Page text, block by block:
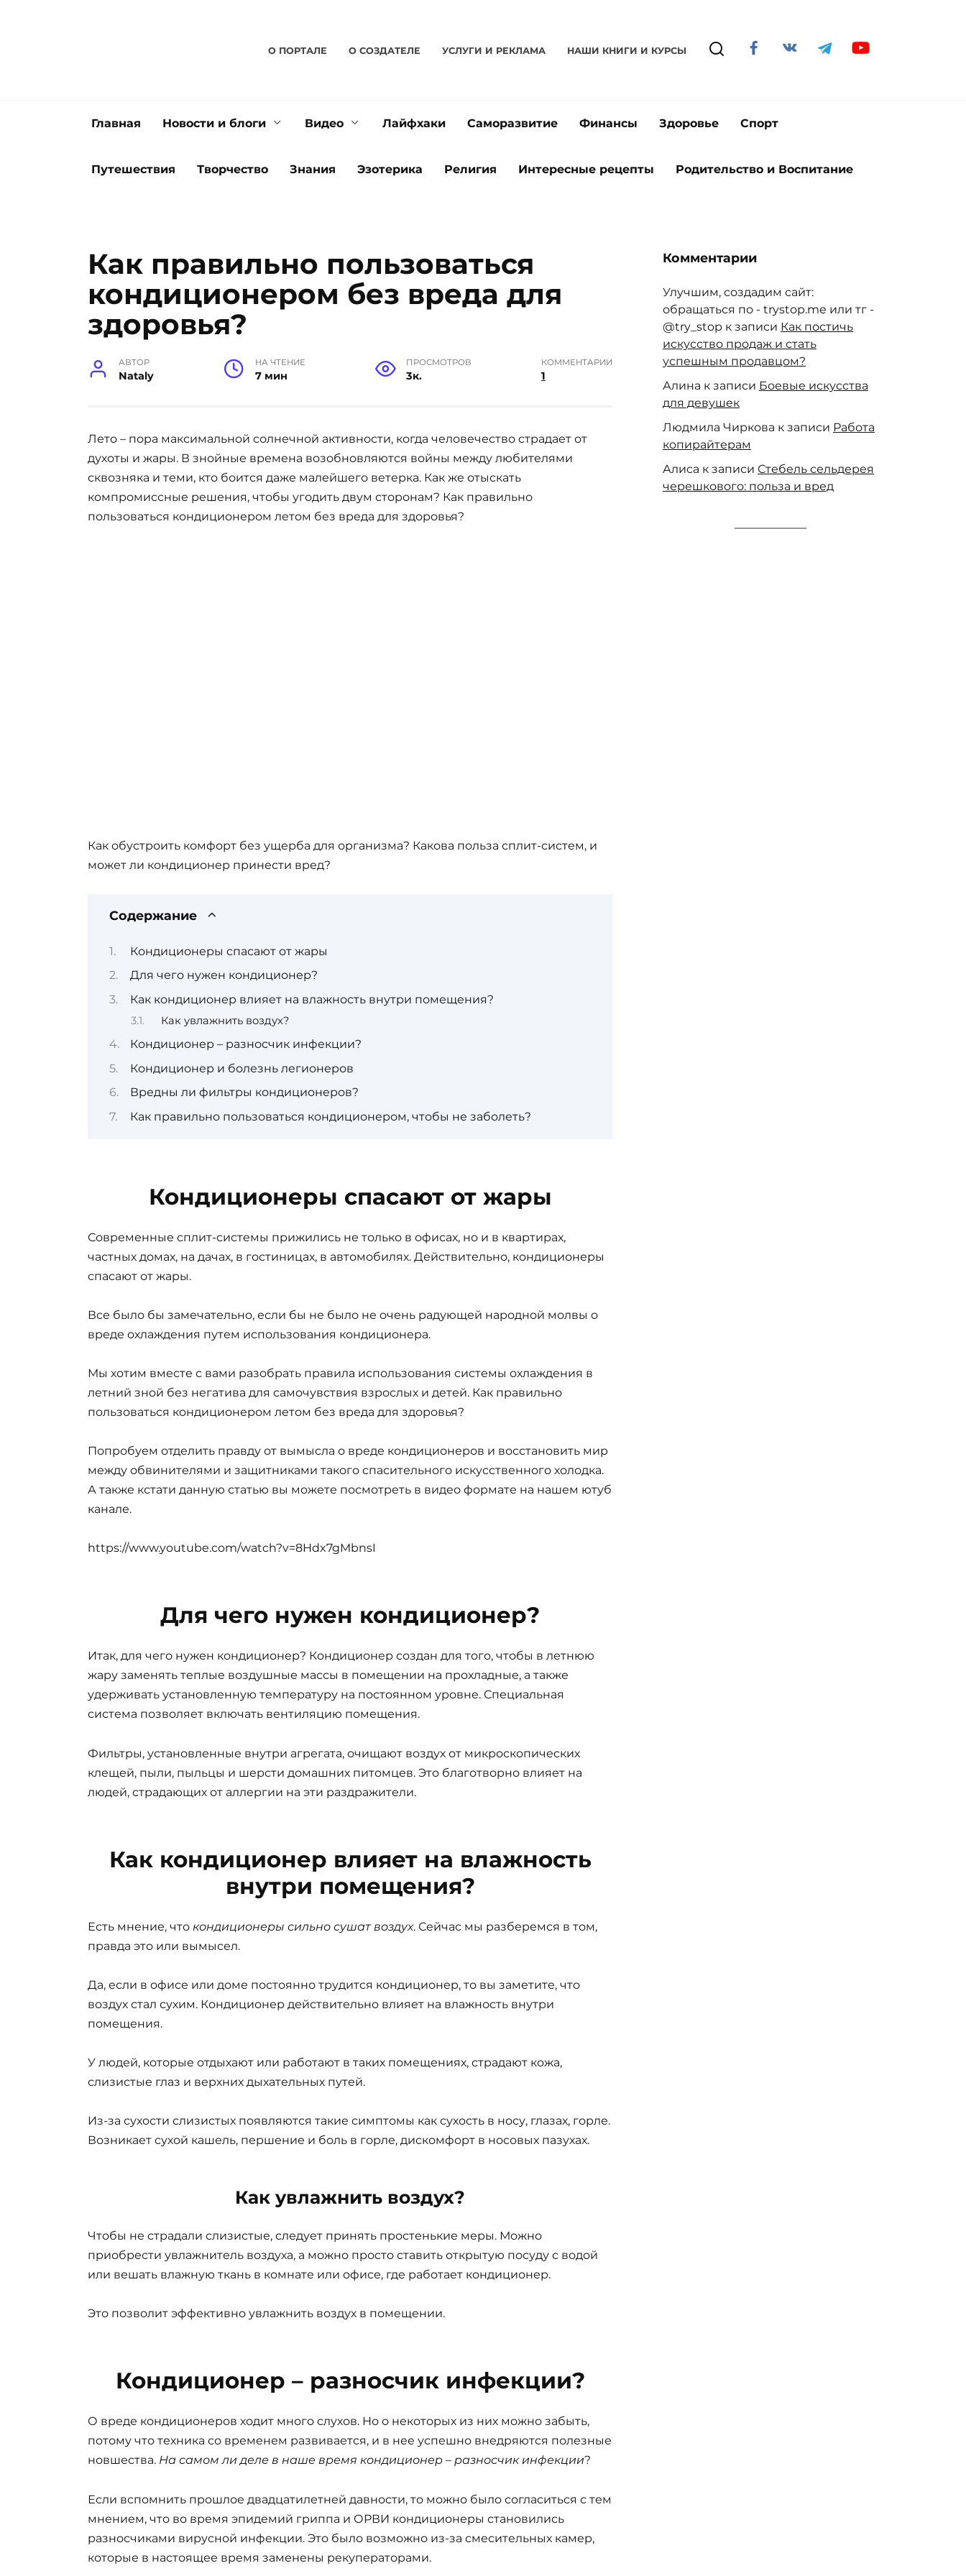
О ПОРТАЛЕ О CОЗДАТЕЛЕ УСЛУГИ И РЕКЛАМА НАШИ КНИГИ И КУРСЫ
Главная Новости и блоги Видео Лайфхаки Саморазвитие Финансы Здоровье Спорт
Путешествия Творчество Знания Эзотерика Религия Интересные рецепты Родительство и Воспитание
Как правильно пользоваться
кондиционером без вреда для
здоровья?
АВТОР
Nataly
НА ЧТЕНИЕ
7 мин
ПРОСМОТРОВ
3к.
КОММЕНТАРИИ
1
Лето – пора максимальной солнечной активности, когда человечество страдает от
духоты и жары. В знойные времена возобновляются войны между любителями
сквозняка и теми, кто боится даже малейшего ветерка. Как же отыскать
компромиссные решения, чтобы угодить двум сторонам? Как правильно
пользоваться кондиционером летом без вреда для здоровья?
Как обустроить комфорт без ущерба для организма? Какова польза сплит-систем, и
может ли кондиционер принести вред?
Содержание
Кондиционеры спасают от жары
Для чего нужен кондиционер?
Как кондиционер влияет на влажность внутри помещения?
Как увлажнить воздух?
Кондиционер – разносчик инфекции?
Кондиционер и болезнь легионеров
Вредны ли фильтры кондиционеров?
Как правильно пользоваться кондиционером, чтобы не заболеть?
Кондиционеры спасают от жары
Современные сплит-системы прижились не только в офисах, но и в квартирах,
частных домах, на дачах, в гостиницах, в автомобилях. Действительно, кондиционеры
спасают от жары.
Все было бы замечательно, если бы не было не очень радующей народной молвы о
вреде охлаждения путем использования кондиционера.
Мы хотим вместе с вами разобрать правила использования системы охлаждения в
летний зной без негатива для самочувствия взрослых и детей. Как правильно
пользоваться кондиционером летом без вреда для здоровья?
Попробуем отделить правду от вымысла о вреде кондиционеров и восстановить мир
между обвинителями и защитниками такого спасительного искусственного холодка.
А также кстати данную статью вы можете посмотреть в видео формате на нашем ютуб
канале.
https://www.youtube.com/watch?v=8Hdx7gMbnsI
Для чего нужен кондиционер?
Итак, для чего нужен кондиционер? Кондиционер создан для того, чтобы в летнюю
жару заменять теплые воздушные массы в помещении на прохладные, а также
удерживать установленную температуру на постоянном уровне. Специальная
система позволяет включать вентиляцию помещения.
Фильтры, установленные внутри агрегата, очищают воздух от микроскопических
клещей, пыли, пыльцы и шерсти домашних питомцев. Это благотворно влияет на
людей, страдающих от аллергии на эти раздражители.
Как кондиционер влияет на влажность
внутри помещения?
Есть мнение, что кондиционеры сильно сушат воздух. Сейчас мы разберемся в том,
правда это или вымысел.
Да, если в офисе или доме постоянно трудится кондиционер, то вы заметите, что
воздух стал сухим. Кондиционер действительно влияет на влажность внутри
помещения.
У людей, которые отдыхают или работают в таких помещениях, страдают кожа,
слизистые глаз и верхних дыхательных путей.
Из-за сухости слизистых появляются такие симптомы как сухость в носу, глазах, горле.
Возникает сухой кашель, першение и боль в горле, дискомфорт в носовых пазухах.
Как увлажнить воздух?
Чтобы не страдали слизистые, следует принять простенькие меры. Можно
приобрести увлажнитель воздуха, а можно просто ставить открытую посуду с водой
или вешать влажную ткань в комнате или офисе, где работает кондиционер.
Это позволит эффективно увлажнить воздух в помещении.
Кондиционер – разносчик инфекции?
О вреде кондиционеров ходит много слухов. Но о некоторых из них можно забыть,
потому что техника со временем развивается, и в нее успешно внедряются полезные
новшества. На самом ли деле в наше время кондиционер – разносчик инфекции?
Если вспомнить прошлое двадцатилетней давности, то можно было согласиться с тем
мнением, что во время эпидемий гриппа и ОРВИ кондиционеры становились
разносчиками вирусной инфекции. Это было возможно из-за смесительных камер,
которые в настоящее время заменены рекуператорами.
Комментарии
Улучшим, создадим сайт:
обращаться по - trystop.me или тг -
@try_stop к записи Как постичь
искусство продаж и стать
успешным продавцом?
Алина к записи Боевые искусства
для девушек
Людмила Чиркова к записи Работа
копирайтерам
Алиса к записи Стебель сельдерея
черешкового: польза и вред